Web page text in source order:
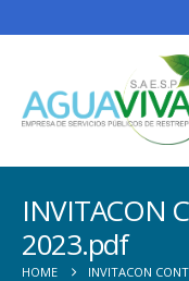
INVITACON
2023.pdf
HOME INVITACON